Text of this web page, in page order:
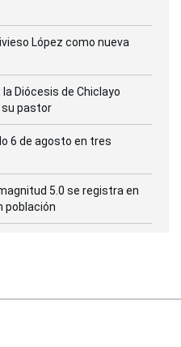
López como nueva
la Diócesis de Chiclayo
su pastor
6 de agosto en tres
5.0 se registra en
población